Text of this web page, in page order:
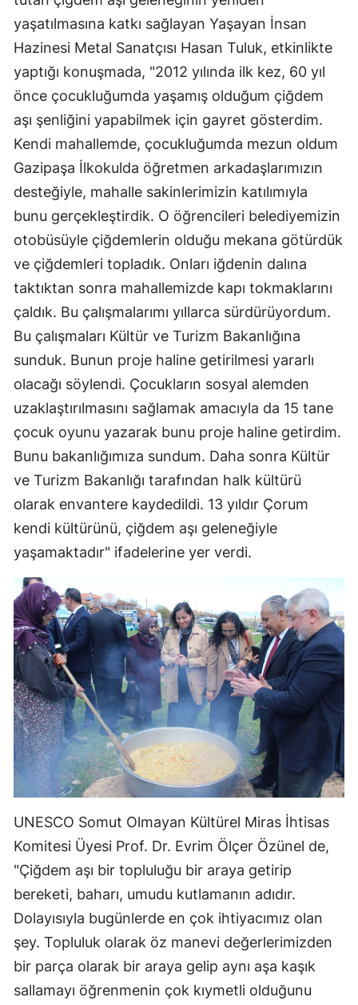
yaşatılmasına katkı sağlayan Yaşayan İnsan
Hazinesi Metal Sanatçısı Hasan Tuluk, etkinlikte
yaptığı konuşmada, "2012 yılında ilk kez, 60 yıl
önce çocukluğumda yaşamış olduğum çiğdem
aşı şenliğini yapabilmek için gayret gösterdim.
Kendi mahallemde, çocukluğumda mezun oldum
Gazipaşa İlkokulda öğretmen arkadaşlarımızın
desteğiyle, mahalle sakinlerimizin katılımıyla
bunu gerçekleştirdik. O öğrencileri belediyemizin
otobüsüyle çiğdemlerin olduğu mekana götürdük
ve çiğdemleri topladık. Onları iğdenin dalına
taktıktan sonra mahallemizde kapı tokmaklarını
çaldık. Bu çalışmalarımı yıllarca sürdürüyordum.
Bu çalışmaları Kültür ve Turizm Bakanlığına
sunduk. Bunun proje haline getirilmesi yararlı
olacağı söylendi. Çocukların sosyal alemden
uzaklaştırılmasını sağlamak amacıyla da 15 tane
çocuk oyunu yazarak bunu proje haline getirdim.
Bunu bakanlığımıza sundum. Daha sonra Kültür
ve Turizm Bakanlığı tarafından halk kültürü
olarak envantere kaydedildi. 13 yıldır Çorum
kendi kültürünü, çiğdem aşı geleneğiyle
yaşamaktadır" ifadelerine yer verdi.
UNESCO Somut Olmayan Kültürel Miras İhtisas
Komitesi Üyesi Prof. Dr. Evrim Ölçer Özünel de,
"Çiğdem aşı bir topluluğu bir araya getirip
bereketi, baharı, umudu kutlamanın adıdır.
Dolayısıyla bugünlerde en çok ihtiyacımız olan
şey. Topluluk olarak öz manevi değerlerimizden
bir parça olarak bir araya gelip aynı aşa kaşık
sallamayı öğrenmenin çok kıymetli olduğunu